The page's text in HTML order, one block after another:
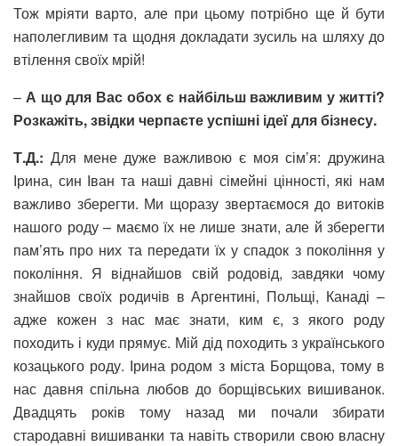
Тож мріяти варто, але при цьому потрібно ще й бути
наполегливим та щодня докладати зусиль на шляху до
втілення своїх мрій!
– А що для Вас обох є найбільш важливим у житті?
Розкажіть, звідки черпаєте успішні ідеї для бізнесу.
Т.Д.: Для мене дуже важливою є моя сім’я: дружина
Ірина, син Іван та наші давні сімейні цінності, які нам
важливо зберегти. Ми щоразу звертаємося до витоків
нашого роду – маємо їх не лише знати, але й зберегти
пам’ять про них та передати їх у спадок з покоління у
покоління. Я віднайшов свій родовід, завдяки чому
знайшов своїх родичів в Аргентині, Польщі, Канаді –
адже кожен з нас має знати, ким є, з якого роду
походить і куди прямує. Мій дід походить з українського
козацького роду. Ірина родом з міста Борщова, тому в
нас давня спільна любов до борщівських вишиванок.
Двадцять років тому назад ми почали збирати
стародавні вишиванки та навіть створили свою власну